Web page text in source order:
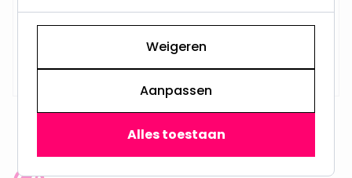
Op voorraad,
Maandag verzonden
Weigeren
Aanpassen
Alles toestaan